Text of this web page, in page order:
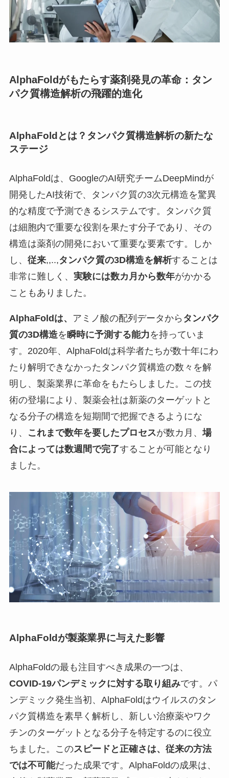
AlphaFoldがもたらす薬剤発見の革命：タン
パク質構造解析の飛躍的進化
AlphaFoldとは？タンパク質構造解析の新たな
ステージ
AlphaFoldは、GoogleのAI研究チームDeepMindが
開発したAI技術で、タンパク質の3次元構造を驚異
的な精度で予測できるシステムです。タンパク質
は細胞内で重要な役割を果たす分子であり、その
構造は薬剤の開発において重要な要素です。しか
し、 従来,,..,タンパク質の3D構造を解析することは
非常に難しく、 実験には数カ月から数年がかかる
こともありました。
AlphaFoldは、 アミノ酸の配列データから タンパク
質の3D構造を瞬時に予測する能力 を持っていま
す。2020年、AlphaFoldは科学者たちが数十年にわ
たり解明できなかったタンパク質構造の数々を解
明し、製薬業界に革命をもたらしました。この技
術の登場により、製薬会社は新薬のターゲットと
なる分子の構造を短期間で把握できるようにな
り、
これまで数年を要したプロセスが数カ月、場
合によっては数週間で完了することが可能となり
ました。
AlphaFoldが製薬業界に与えた影響
AlphaFoldの最も注目すべき成果の一つは、
COVID-19パンデミックに対する取り組みです。パ
ンデミック発生当初、AlphaFoldはウイルスのタン
パク質構造を素早く解析し、新しい治療薬やワク
チンのターゲットとなる分子を特定するのに役立
ちました。このスピードと正確さは、従来の方法
では不可能だった成果です。AlphaFoldの成果は、